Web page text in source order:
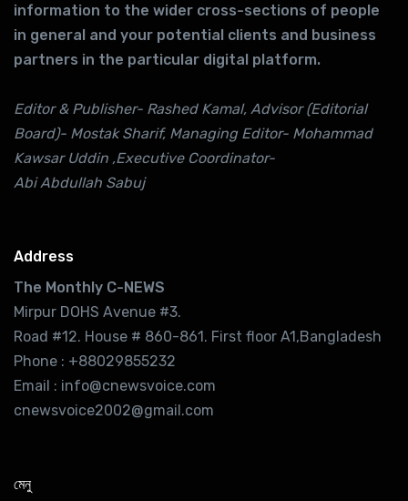
information to the wider cross-sections of people
in general and your potential clients and business
partners in the particular digital platform.
Editor & Publisher- Rashed Kamal, Advisor (Editorial
Board)- Mostak Sharif, Managing Editor- Mohammad
Kawsar Uddin ,Executive Coordinator-
Abi Abdullah Sabuj
Address
The Monthly C-NEWS
Mirpur DOHS Avenue #3.
Road #12. House # 860-861. First floor A1,Bangladesh
Phone : +88029855232
Email : info@cnewsvoice.com
cnewsvoice2002@gmail.com
মেনু